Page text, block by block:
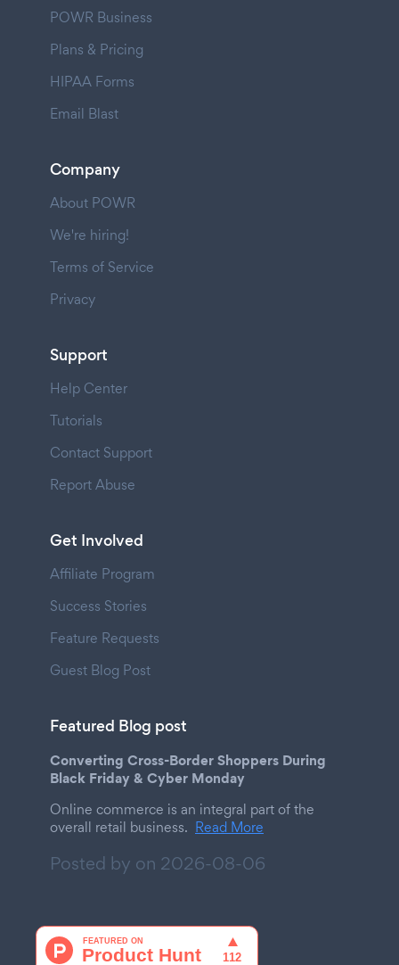
POWR Business
Plans & Pricing
HIPAA Forms
Email Blast
Company
About POWR
We're hiring!
Terms of Service
Privacy
Support
Help Center
Tutorials
Contact Support
Report Abuse
Get Involved
Affiliate Program
Success Stories
Feature Requests
Guest Blog Post
Featured Blog post
Converting Cross-Border Shoppers During
Black Friday & Cyber Monday
Online commerce is an integral part of the
overall retail business. Read More
Posted by on 2026-08-06